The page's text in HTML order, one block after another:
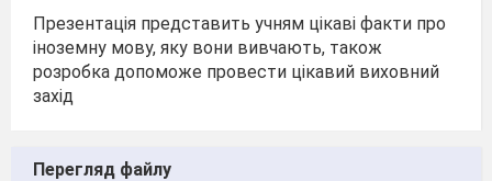
Презентація представить учням цікаві факти про
іноземну мову, яку вони вивчають, також
розробка допоможе провести цікавий виховний
захід
Перегляд файлу